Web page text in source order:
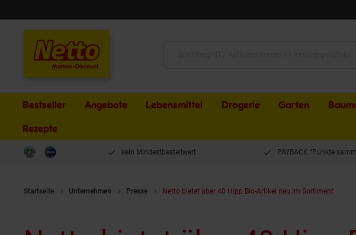
Bestseller Angebote Lebensmittel Drogerie Garten
Rezepte
kein Mindestbestellwert PAYBACK °Punkte
Startseite Unternehmen Presse Netto bietet über 40 Hipp Bio-Artikel neu im Sortiment